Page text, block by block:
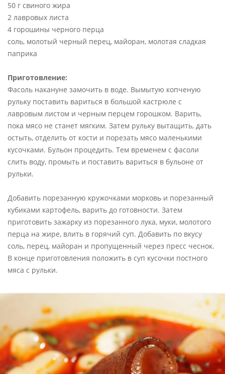
50 г свиного жира
2 лавровых листа
4 горошины черного перца
соль, молотый черный перец, майоран, молотая сладкая
паприка
Приготовление:
Фасоль накануне замочить в воде. Вымытую копченую
рульку поставить вариться в большой кастрюле с
лавровым листом и черным перцем горошком. Варить,
пока мясо не станет мягким. Затем рульку вытащить, дать
остыть, отделить от кости и порезать мясо маленькими
кусочками. Бульон процедить. Тем временем с фасоли
слить воду, промыть и поставить вариться в бульоне от
рульки.
Добавить порезанную кружочками морковь и порезанный
кубиками картофель, варить до готовности. Затем
приготовить зажарку из порезанного лука, муки, молотого
перца на жире, влить в горячий суп. Добавить по вкусу
соль, перец, майоран и пропущенный через пресс чеснок.
В конце приготовления положить в суп кусочки постного
мяса с рульки.